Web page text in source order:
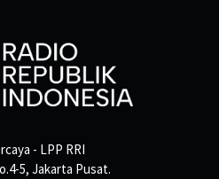
- LPP RRI
5, Jakarta Pusat.